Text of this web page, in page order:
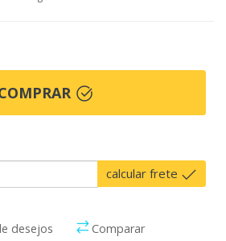
calcular frete
desejos Comparar